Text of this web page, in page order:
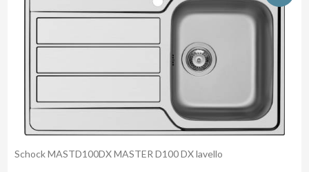
Schock MASTD100DX MASTER D100 DX lavello